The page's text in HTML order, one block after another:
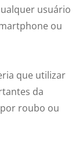
usuário
ou
que utilizar
da
roubo ou